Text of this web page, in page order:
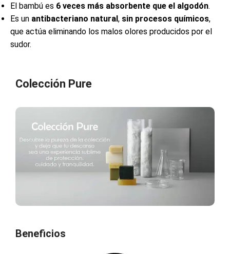
El bambú es 6 veces más absorbente que el algodón.
Es un antibacteriano natural, sin procesos químicos,
que actúa eliminando los malos olores producidos por el
sudor.
Colección Pure
Beneficios